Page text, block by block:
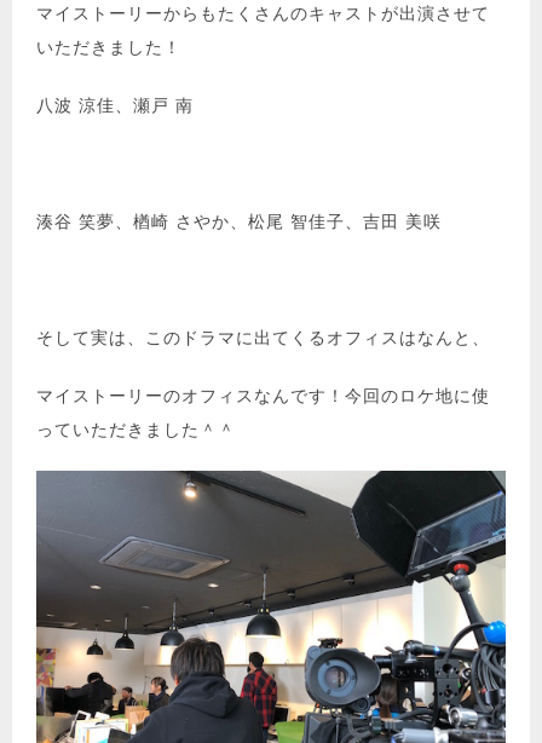
マイストーリーからもたくさんのキャストが出演させて
いただきました！
八波 涼佳、瀬戸 南
湊谷 笑夢、楢崎 さやか、松尾 智佳子、吉田 美咲
そして実は、このドラマに出てくるオフィスはなんと、
マイストーリーのオフィスなんです！今回のロケ地に使
っていただきました＾＾